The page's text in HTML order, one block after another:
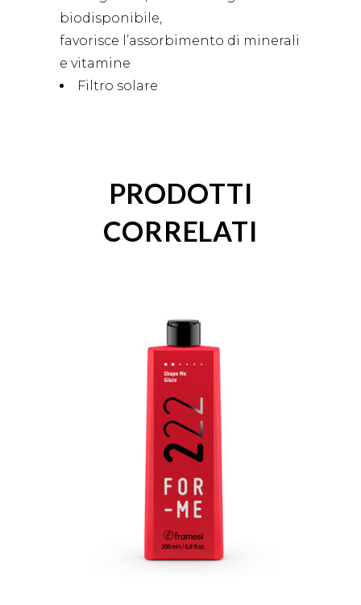
biodisponibile,
favorisce l’assorbimento di minerali
e vitamine
Filtro solare
PRODOTTI
CORRELATI